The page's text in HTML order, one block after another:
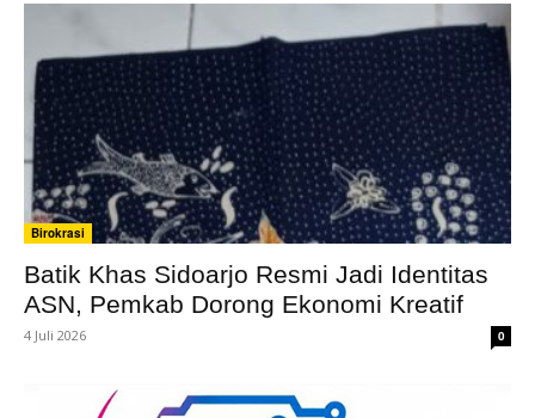
Birokrasi
Batik Khas Sidoarjo Resmi Jadi Identitas
ASN, Pemkab Dorong Ekonomi Kreatif
4 Juli 2026 0